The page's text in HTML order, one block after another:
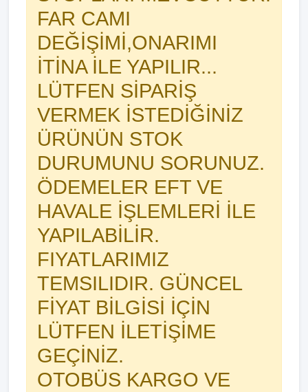
FAR CAMI
DEĞİŞİMİ,ONARIMI
İTİNA İLE YAPILIR...
LÜTFEN SİPARİŞ
VERMEK İSTEDİĞİNİZ
ÜRÜNÜN STOK
DURUMUNU SORUNUZ.
ÖDEMELER EFT VE
HAVALE İŞLEMLERİ İLE
YAPILABİLİR.
FIYATLARIMIZ
TEMSILIDIR. GÜNCEL
FİYAT BİLGİSİ İÇİN
LÜTFEN İLETİŞİME
GEÇİNİZ.
OTOBÜS KARGO VE